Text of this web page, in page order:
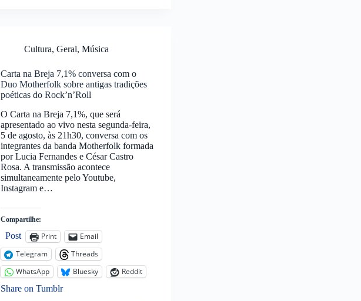
Cultura, Geral, Música
Carta na Breja 7,1% conversa com o
Duo Motherfolk sobre antigas tradições
poéticas do Rock’n’Roll
O Carta na Breja 7,1%, que será
apresentado ao vivo nesta segunda-feira,
5 de agosto, às 21h30, conversa com os
integrantes da banda Motherfolk formada
por Lucia Fernandes e César Castro
Rosa. A transmissão acontece
simultaneamente pelo Youtube,
Instagram e…
Compartilhe:
Post Print
Email
Telegram
Threads
WhatsApp
Bluesky
Reddit
Share on Tumblr